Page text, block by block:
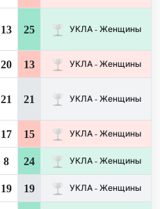
13 25 УКЛА - Женщины
20 13 УКЛА - Женщины
21 21 УКЛА - Женщины
17 15 УКЛА - Женщины
8 24 УКЛА - Женщины
19 19 УКЛА - Женщины